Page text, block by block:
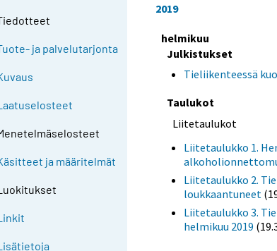
ja palvelutarjonta
ja määritelmät
2019
helmikuu
Julkistukset
Tieliikenteessä
Taulukot
Liitetaulukot
Liitetaulukko 1.
Liitetaulukko 2.
loukkaantuneet
Liitetaulukko 3.
helmikuu 2019